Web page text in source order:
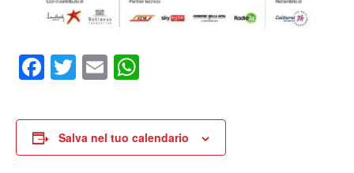
Facebook
Twitter
Email
Salva nel tuo calendario